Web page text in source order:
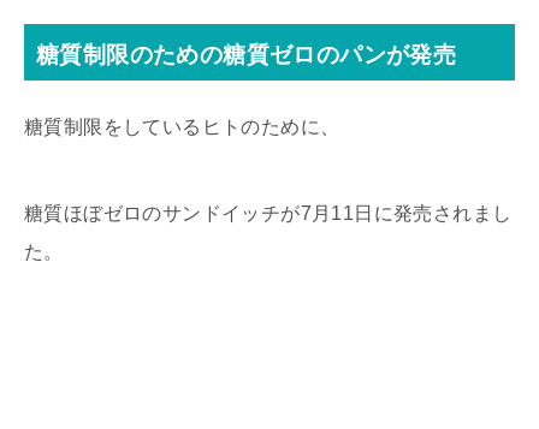
糖質制限のための糖質ゼロのパンが発売
糖質制限をしているヒトのために、
糖質ほぼゼロのサンドイッチが7月11日に発売されまし
た。